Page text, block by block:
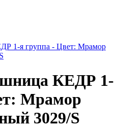
1-я группа - Цвет: Мрамор
КЕДР 1-
Мрамор
3029/S